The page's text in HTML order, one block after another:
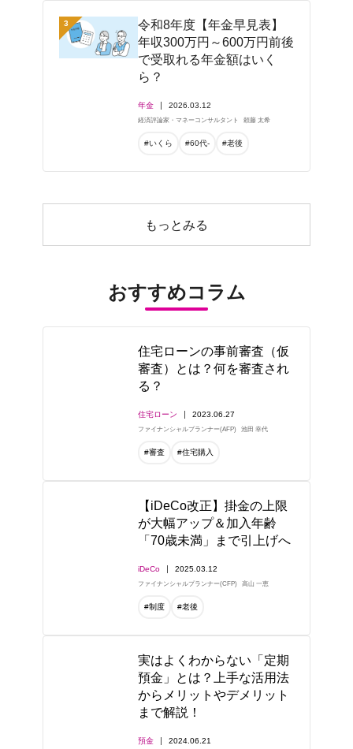
3
令和8年度【年金早見表】
年収300万円～600万円前後
で受取れる年金額はいく
ら？
年金 2026.03.12
経済評論家・マネーコンサルタント 頼藤 太希
#いくら #60代- #老後
もっとみる
おすすめコラム
住宅ローンの事前審査（仮
審査）とは？何を審査され
る？
住宅ローン 2023.06.27
ファイナンシャルプランナー(AFP) 池田 幸代
#審査 #住宅購入
【iDeCo改正】掛金の上限
が大幅アップ＆加入年齢
「70歳未満」まで引上げへ
iDeCo 2025.03.12
ファイナンシャルプランナー(CFP) 高山 一恵
#制度 #老後
実はよくわからない「定期
預金」とは？上手な活用法
からメリットやデメリット
まで解説！
預金 2024.06.21